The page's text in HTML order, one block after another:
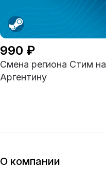
990 ₽
Смена региона Стим на
Аргентину
О компании